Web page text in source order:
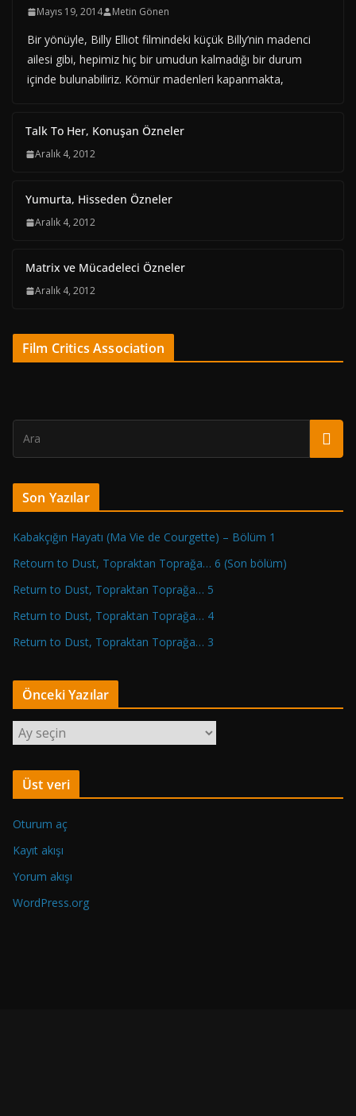
Mayıs 19, 2014 Metin Gönen
Bir yönüyle, Billy Elliot filmindeki küçük Billy’nin madenci
ailesi gibi, hepimiz hiç bir umudun kalmadığı bir durum
içinde bulunabiliriz. Kömür madenleri kapanmakta,
Talk To Her, Konuşan Özneler
Aralık 4, 2012
Yumurta, Hisseden Özneler
Aralık 4, 2012
Matrix ve Mücadeleci Özneler
Aralık 4, 2012
Film Critics Association
Son Yazılar
Kabakçığın Hayatı (Ma Vie de Courgette) – Bölüm 1
Retourn to Dust, Topraktan Toprağa… 6 (Son bölüm)
Return to Dust, Topraktan Toprağa… 5
Return to Dust, Topraktan Toprağa… 4
Return to Dust, Topraktan Toprağa… 3
Önceki Yazılar
Ö
c
i
Y
a
Üst veri
Oturum aç
Kayıt akışı
Yorum akışı
WordPress.org